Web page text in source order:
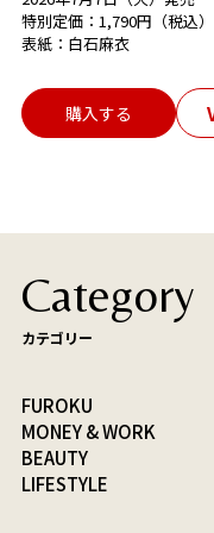
特別定価：1,790円（税込）
表紙：白石麻衣
購入する
Category
カテゴリー
FUROKU
MONEY & WORK
BEAUTY
LIFESTYLE